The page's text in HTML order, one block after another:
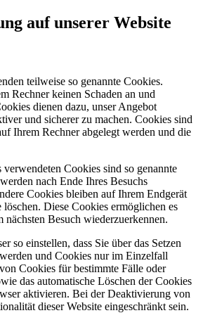
auf unserer Website
teilweise so genannte Cookies.
Rechner keinen Schaden an und
dienen dazu, unser Angebot
und sicherer zu machen. Cookies sind
Ihrem Rechner abgelegt werden und die
Cookies sind so genannte
nach Ende Ihres Besuchs
Cookies bleiben auf Ihrem Endgerät
löschen. Diese Cookies ermöglichen es
Besuch wiederzuerkennen.
so einstellen, dass Sie über das Setzen
und Cookies nur im Einzelfall
Cookies für bestimmte Fälle oder
das automatische Löschen der Cookies
aktivieren. Bei der Deaktivierung von
dieser Website eingeschränkt sein.